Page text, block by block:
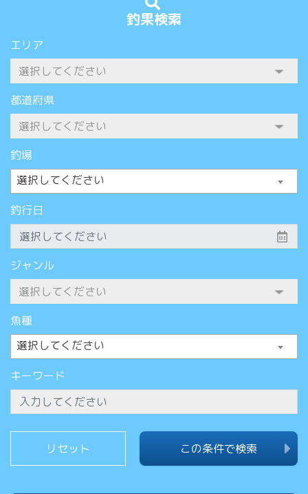
釣果検索
エリア
都道府県
釣場
選択してください
釣行日
ジャンル
魚種
選択してください
キーワード
この条件で検索